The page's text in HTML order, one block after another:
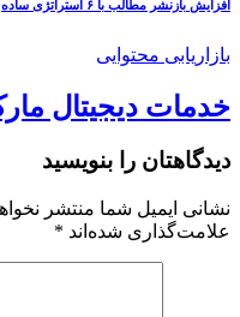
افزایش بازنشر مطالب با ۶ استراتژی ساده
بازاریابی محتوایی
خدمات دیجیتال
دیدگاهتان را بنویسید
نشانی ایمیل شما منتشر
علامت‌گذاری شده‌اند *